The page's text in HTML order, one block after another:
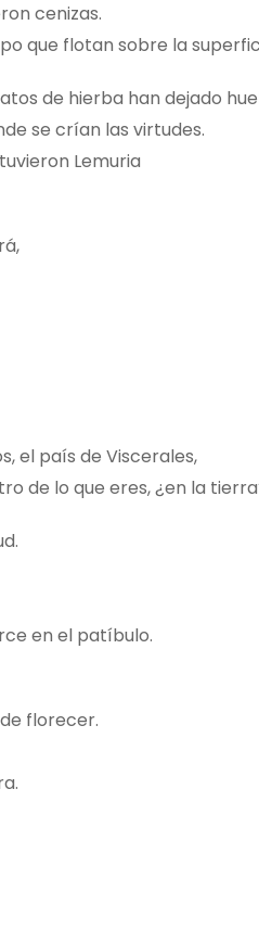
cenizas.
que flotan sobre la
de hierba han dejado
se crían las virtudes.
Lemuria
el país de Viscerales,
de lo que eres, ¿en la
en el patíbulo.
florecer.